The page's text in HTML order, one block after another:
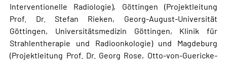
Interventionelle Radiologie), Göttingen (Projektleitung
Prof. Dr. Stefan Rieken, Georg-August-Universität
Göttingen, Universitätsmedizin Göttingen, Klinik für
Strahlentherapie und Radioonkologie) und Magdeburg
(Projektleitung Prof. Dr. Georg Rose, Otto-von-Guericke-